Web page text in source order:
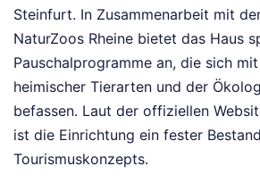
Steinfurt. In Zusammenarbeit mit
NaturZoos Rheine bietet das Haus
Pauschalprogramme an, die sich
heimischer Tierarten und der
befassen. Laut der offiziellen
ist die Einrichtung ein fester
Tourismuskonzepts.